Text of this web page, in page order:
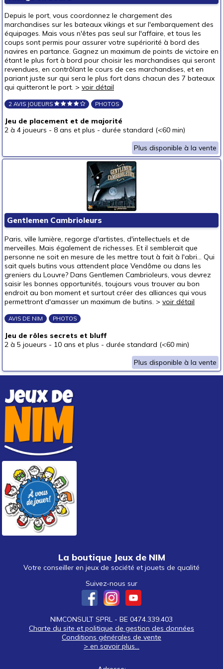
un bébé (0-3 ans)
un p'tit bout (3-6 ans)
un junior (6-8 ans)
un jeune ado (8-12 ans)
un ado (12-16 ans)
(2)
un adulte (16 ans et +)
Prix
autour de 5 €
autour de 15 €
autour de 40 €
(1)
autour de 50 €
(1)
50 € et au-delà
Depuis le port, vous coordonnez le chargement des
marchandises sur les bateaux vikings et sur l'embarquement des
équipages. Mais vous n'êtes pas seul sur l'affaire, et tous les
coups sont permis pour assurer votre supériorité à bord des
navires en partance. Gagnez un maximum de points de victoire en
étant le plus fort à bord pour choisir les marchandises qui seront
revendues, en contrôlant le cours de ces marchandises, et en
pariant juste sur qui sera le plus fort dans chacun des 7 bateaux
qui quitteront le port. > voir détail
2 AVIS JOUEURS PHOTOS
Jeu de placement et de majorité
2 à 4 joueurs - 8 ans et plus - durée standard (<60 min)
Plus disponible à la vente
Gentlemen Cambrioleurs
Paris, ville lumière, regorge d'artistes, d'intellectuels et de
merveilles. Mais également de richesses. Et il semblerait que
personne ne soit en mesure de les mettre tout à fait à l'abri... Qui
sait quels butins vous attendent place Vendôme ou dans les
greniers du Louvre? Dans Gentlemen Cambrioleurs, vous devrez
saisir les bonnes opportunités, toujours vous trouver au bon
endroit au bon moment et surtout créer des alliances qui vous
permettront d'amasser un maximum de butins. > voir détail
AVIS DE NIM PHOTOS
Jeu de rôles secrets et bluff
2 à 5 joueurs - 10 ans et plus - durée standard (<60 min)
Plus disponible à la vente
La boutique Jeux de NIM
Votre conseiller en jeux de société et jouets de qualité
Suivez-nous sur
NIMCONSULT SPRL - BE 0474.339.403
Charte du site et politique de gestion des données
Conditions générales de vente
> en savoir plus...